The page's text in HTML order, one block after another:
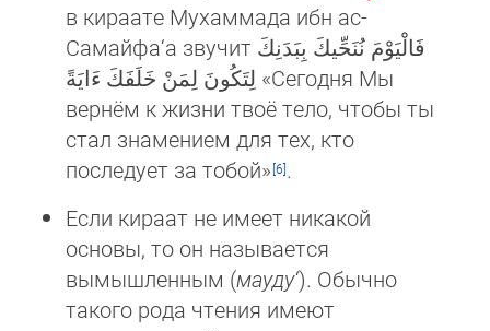
в кираате Мухаммада ибн ас-
Самайфа‘а звучит فَالْيَوْمَ نُنَحِّيكَ بِبَدَنِكَ
لِتَكُونَ لِمَنْ خَلَفَكَ ءَايَةً «Сегодня Мы
вернём к жизни твоё тело, чтобы ты
стал знамением для тех, кто
последует за тобой»
.
Если кираат не имеет никакой
основы, то он называется
вымышленным (маудy‘). Обычно
такого рода чтения име­ют